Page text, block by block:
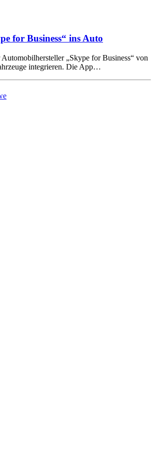
for Business“ ins Auto
„Skype for Business“ von
integrieren. Die App…